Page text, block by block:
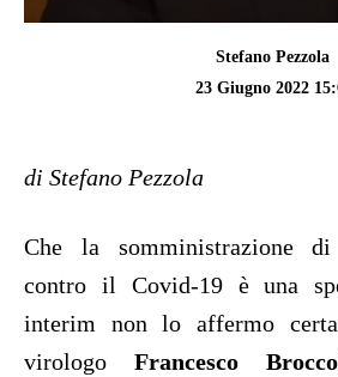
Stefano Pezzola
23 Giugno 2022
di Stefano Pezzola
Che la somministrazione
contro il Covid-19 è una
interim non lo affermo
virologo Francesco